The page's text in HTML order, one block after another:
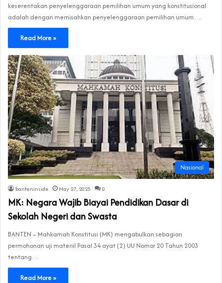
keserentakan penyelenggaraan pemilihan umum yang konstitusional
adalah dengan memisahkan penyelenggaraan pemilihan umum…
Read More »
Nasional
banteninside May 27, 2025 0
MK: Negara Wajib Biayai Pendidikan Dasar di
Sekolah Negeri dan Swasta
BANTEN – Mahkamah Konstitusi (MK) mengabulkan sebagian
permohonan uji materiil Pasal 34 ayat (2) UU Nomor 20 Tahun 2003
tentang…
Read More »